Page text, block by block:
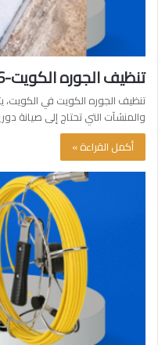
تنظيف الجوره الكويت-60001486-خدمة سريعة
تنظيف الجوره الكويت في الكويت،
والمنشآت التي تحتاج إلى صيانة
أكمل القراءة »